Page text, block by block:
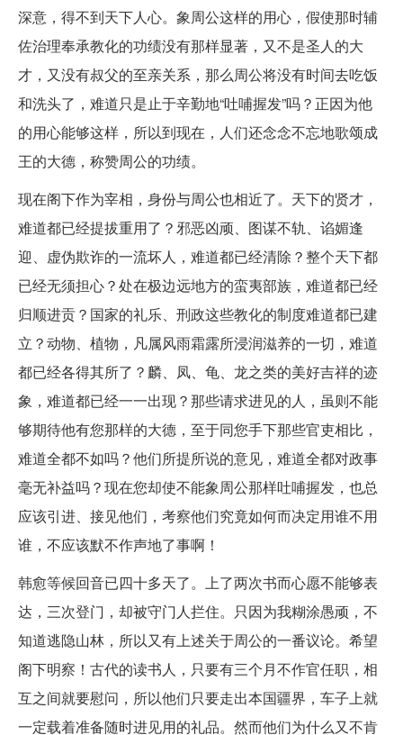
深意，得不到天下人心。象周公这样的用心，假使那时辅
佐治理奉承教化的功绩没有那样显著，又不是圣人的大
才，又没有叔父的至亲关系，那么周公将没有时间去吃饭
和洗头了，难道只是止于辛勤地“吐哺握发”吗？正因为他
的用心能够这样，所以到现在，人们还念念不忘地歌颂成
王的大德，称赞周公的功绩。
现在阁下作为宰相，身份与周公也相近了。天下的贤才，
难道都已经提拔重用了？邪恶凶顽、图谋不轨、谄媚逢
迎、虚伪欺诈的一流坏人，难道都已经清除？整个天下都
已经无须担心？处在极边远地方的蛮夷部族，难道都已经
归顺进贡？国家的礼乐、刑政这些教化的制度难道都已建
立？动物、植物，凡属风雨霜露所浸润滋养的一切，难道
都已经各得其所了？麟、凤、龟、龙之类的美好吉祥的迹
象，难道都已经一一出现？那些请求进见的人，虽则不能
够期待他有您那样的大德，至于同您手下那些官吏相比，
难道全都不如吗？他们所提所说的意见，难道全都对政事
毫无补益吗？现在您却使不能象周公那样吐哺握发，也总
应该引进、接见他们，考察他们究竟如何而决定用谁不用
谁，不应该默不作声地了事啊！
韩愈等候回音已四十多天了。上了两次书而心愿不能够表
达，三次登门，却被守门人拦住。只因为我糊涂愚顽，不
知道逃隐山林，所以又有上述关于周公的一番议论。希望
阁下明察！古代的读书人，只要有三个月不作官任职，相
互之间就要慰问，所以他们只要走出本国疆界，车子上就
一定载着准备随时进见用的礼品。然而他们为什么又不肯